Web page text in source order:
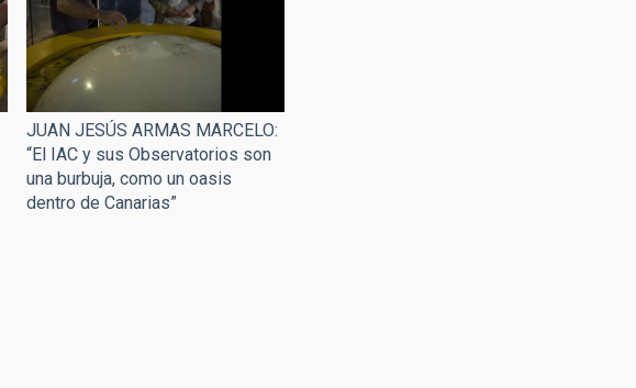
JUAN JESÚS ARMAS MARCELO:
“El IAC y sus Observatorios son
una burbuja, como un oasis
dentro de Canarias”